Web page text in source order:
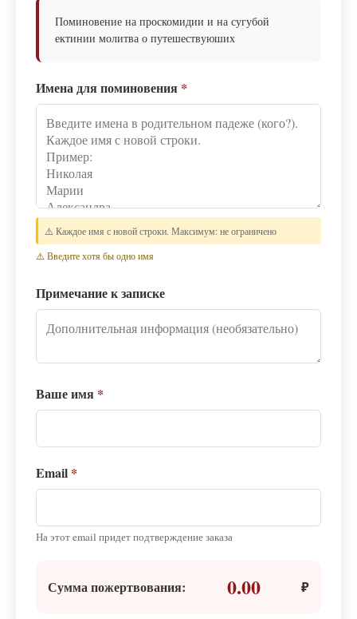
Поминовение на проскомидии и на сугубой
ектинии молитва о путешествуюших
Имена для поминовения *
⚠️ Каждое имя с новой строки. Максимум: не ограничено
⚠️ Введите хотя бы одно имя
Примечание к записке
Ваше имя *
Email *
На этот email придет подтверждение заказа
Сумма пожертвования: 0.00 ₽